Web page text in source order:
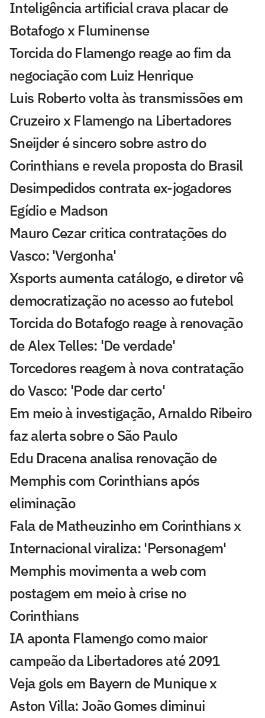
Inteligência artificial crava placar de
Botafogo x Fluminense
Torcida do Flamengo reage ao fim da
negociação com Luiz Henrique
Luis Roberto volta às transmissões em
Cruzeiro x Flamengo na Libertadores
Sneijder é sincero sobre astro do
Corinthians e revela proposta do Brasil
Desimpedidos contrata ex-jogadores
Egídio e Madson
Mauro Cezar critica contratações do
Vasco: 'Vergonha'
Xsports aumenta catálogo, e diretor vê
democratização no acesso ao futebol
Torcida do Botafogo reage à renovação
de Alex Telles: 'De verdade'
Torcedores reagem à nova contratação
do Vasco: 'Pode dar certo'
Em meio à investigação, Arnaldo Ribeiro
faz alerta sobre o São Paulo
Edu Dracena analisa renovação de
Memphis com Corinthians após
eliminação
Fala de Matheuzinho em Corinthians x
Internacional viraliza: 'Personagem'
Memphis movimenta a web com
postagem em meio à crise no
Corinthians
IA aponta Flamengo como maior
campeão da Libertadores até 2091
Veja gols em Bayern de Munique x
Aston Villa: João Gomes diminui